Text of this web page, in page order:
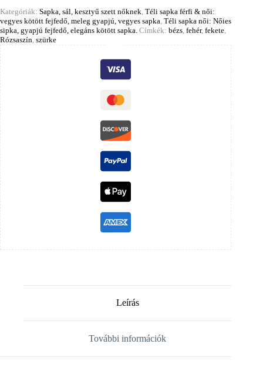
Kategóriák: Sapka, sál, kesztyű szett nőknek Téli sapka férfi & női:
vegyes kötött fejfedő, meleg gyapjú, vegyes sapka Téli sapka női: Nőies
sipka, gyapjú fejfedő, elegáns kötött sapka. Címkék: bézs fehér, fekete
Rózsaszín szürke
Leírás
További információk